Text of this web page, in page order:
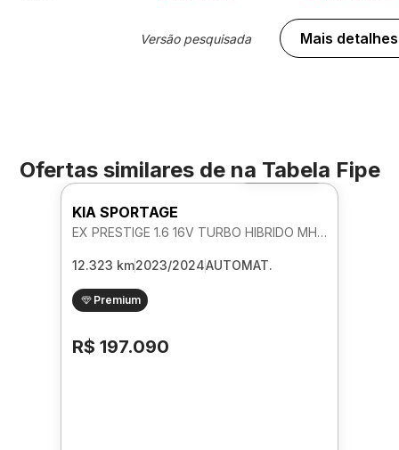
Versão pesquisada Mais detalhes
Ofertas similares de na Tabela Fipe
Foto 360º
KIA SPORTAGE
EX PRESTIGE 1.6 16V TURBO HIBRIDO MHEV AUTOMATICO
12.323 km2023/2024AUTOMAT.
Premium
R$ 197.090